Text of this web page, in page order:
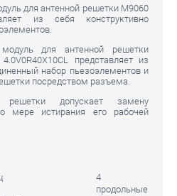
для антенной решетки M9060
из себя конструктивно
для антенной решетки
представляет из
набор пьезоэлементов и
посредством разъема.
решетки допускает замену
мере истирания его рабочей
4
продольные